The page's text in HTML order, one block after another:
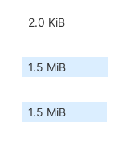
2.0 KiB
1.5 MiB
1.5 MiB